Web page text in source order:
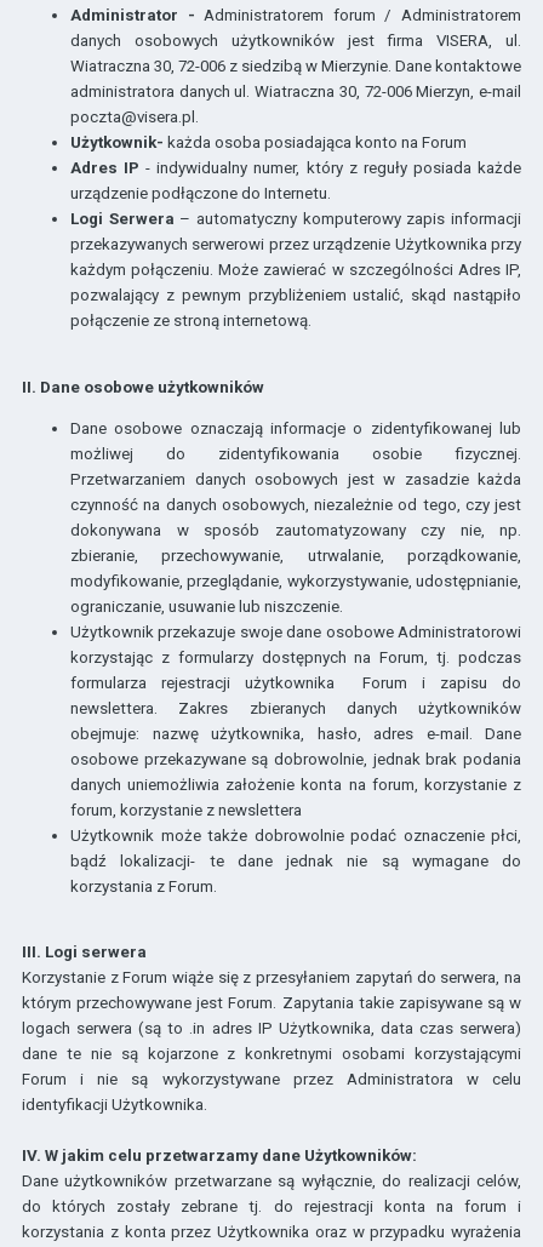
Administrator -Administratorem forum / Administratorem
danych osobowych użytkowników jestfirmaVISERA, ul.
Wiatraczna 30, 72-006 z siedzibą w Mierzynie. Dane kontaktowe
administratora danych ul. Wiatraczna 30, 72-006 Mierzyn, e-mail
poczta@visera.pl .
Użytkownik- każda osoba posiadająca konto na Forum
Adres IP - indywidualny numer, który z reguły posiada każde
urządzenie podłączone do Internetu.
Logi Serwera – automatyczny komputerowy zapis informacji
przekazywanych serwerowi przez urządzenie Użytkownika przy
każdym połączeniu. Może zawierać w szczególności Adres IP,
pozwalający z pewnym przybliżeniem ustalić, skąd nastąpiło
połączenie ze stroną internetową.
II. Dane osobowe użytkowników
Dane osobowe oznaczają informacje o zidentyfikowanej lub
możliwej do zidentyfikowania osobie fizycznej.
Przetwarzaniem danych osobowych jest w zasadzie każda
czynność na danych osobowych, niezależnie od tego, czy jest
dokonywana w sposób zautomatyzowany czy nie, np.
zbieranie, przechowywanie, utrwalanie, porządkowanie,
modyfikowanie, przeglądanie, wykorzystywanie, udostępnianie,
ograniczanie, usuwanie lub niszczenie.
Użytkownik przekazuje swoje dane osobowe Administratorowi
korzystając z formularzy dostępnych na Forum, tj. podczas
formularza rejestracji użytkownika
Forum i zapisu do
newslettera. Zakres zbieranych danych użytkowników
obejmuje: nazwę użytkownika, hasło, adres e-mail. Dane
osobowe przekazywane są dobrowolnie, jednak brak podania
danych uniemożliwia założenie konta na forum, korzystanie z
forum, korzystanie z newslettera
Użytkownik może także dobrowolnie podać oznaczenie płci,
bądź lokalizacji- te dane jednak nie są wymagane do
korzystania z Forum.
III. Logi serwera
Korzystanie z Forum wiąże się z przesyłaniem zapytań do serwera, na
którym przechowywane jest Forum. Zapytania takie zapisywane są w
logach serwera (są to .in adres IP Użytkownika, data czas serwera)
dane te nie są kojarzone z konkretnymi osobami korzystającymi
Forum i nie są wykorzystywane przez Administratora w celu
identyfikacji Użytkownika.
IV. W jakim celu przetwarzamy dane Użytkowników:
Dane użytkowników przetwarzane są wyłącznie, do realizacji celów,
do których zostały zebrane tj. do rejestracji konta na forum i
korzystania z konta przez Użytkownika oraz w przypadku wyrażenia